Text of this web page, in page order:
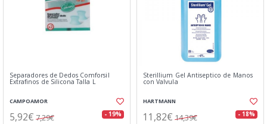
Separadores de Dedos Comforsil
Extrafinos de Silicona Talla L
CAMPOAMOR
5,92€ 7,29€ - 19%
Sterillium Gel Antiseptico de Manos
con Valvula
HARTMANN
11,82€ 14,39€ - 18%